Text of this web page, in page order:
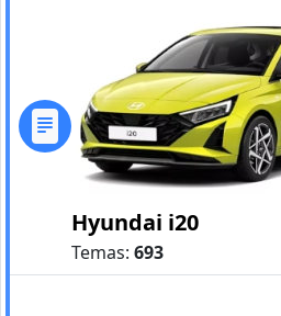
Hyundai i20
Temas: 693